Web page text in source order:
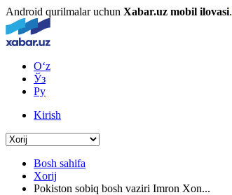
Android qurilmalar uchun Xabar.uz mobil ilovasi.
O‘z
Ўз
Ру
Kirish
Bosh sahifa
Xorij
Pokiston sobiq bosh vaziri Imron Xon...